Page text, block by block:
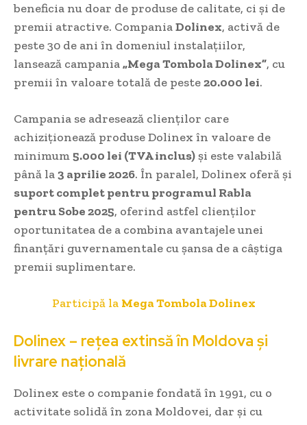
beneficia nu doar de produse de calitate, ci și de
premii atractive. CompaniaDolinex, activă de
peste 30 de ani în domeniul instalațiilor,
lansează campania„Mega Tombola Dolinex”, cu
premii în valoare totală de peste20.000 lei.
Campania se adresează clienților care
achiziționează produse Dolinex în valoare de
minimum5.000 lei (TVA inclus)și este valabilă
până la3 aprilie 2026. În paralel, Dolinex oferă și
suport complet pentru programul Rabla
pentru Sobe 2025, oferind astfel clienților
oportunitatea de a combina avantajele unei
finanțări guvernamentale cu șansa de a câștiga
premii suplimentare.
Participă la Mega Tombola Dolinex
Dolinex – rețea extinsă în Moldova și
livrare națională
Dolinex este o companie fondată în 1991, cu o
activitate solidă în zona Moldovei, dar și cu